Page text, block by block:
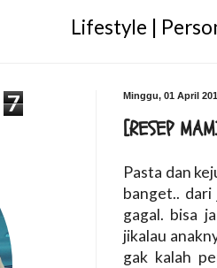
Lifestyle |
Minggu, 01 April
[RESEP
Pasta dan
banget..
gagal. bisa
jikalau
gak kalah
7